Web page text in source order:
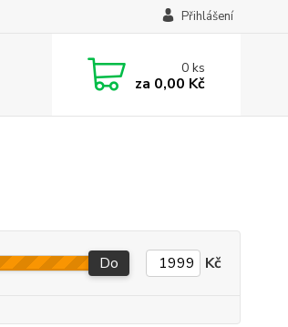
Přihlášení
0ks
za 0,00 Kč
Do Kč